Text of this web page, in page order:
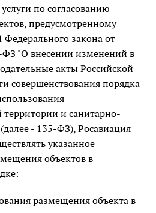
по согласованию
предусмотренному
Федерального закона от
ФЗ "О внесении изменений в
акты Российской
совершенствования порядка
и санитарно-
- 135-ФЗ), Росавиация
указанное
объектов в
размещения объекта в